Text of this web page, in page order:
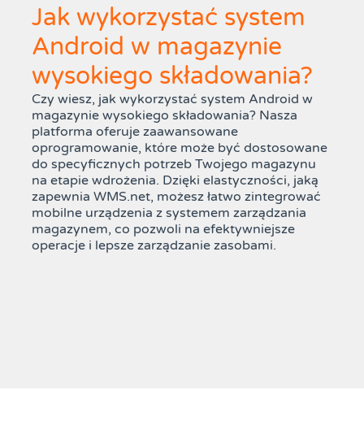
Jak wykorzystać system
Android w magazynie
wysokiego składowania?
Czy wiesz, jak wykorzystać system Android w
magazynie wysokiego składowania? Nasza
platforma oferuje zaawansowane
oprogramowanie, które może być dostosowane
do specyficznych potrzeb Twojego magazynu
na etapie wdrożenia. Dzięki elastyczności, jaką
zapewnia WMS.net, możesz łatwo zintegrować
mobilne urządzenia z systemem zarządzania
magazynem, co pozwoli na efektywniejsze
operacje i lepsze zarządzanie zasobami.